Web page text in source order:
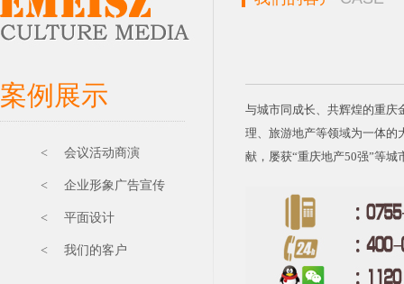
案例展示
< 会议活动商演
< 企业形象广告宣传
< 平面设计
< 我们的客户
与城市同成长、共辉煌的重庆
理、旅游地产等领域为一体的
献，屡获“重庆地产50强”等城